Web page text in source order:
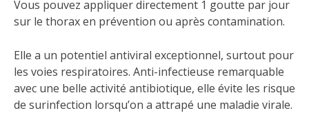
Vous pouvez appliquer directement 1 goutte par jour
sur le thorax en prévention ou après contamination.
Elle a un potentiel antiviral exceptionnel, surtout pour
les voies respiratoires. Anti-infectieuse remarquable
avec une belle activité antibiotique, elle évite les risque
de surinfection lorsqu’on a attrapé une maladie virale.